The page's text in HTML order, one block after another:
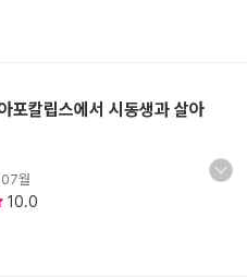
칼립스에서 시동생과 살아
월
10.0